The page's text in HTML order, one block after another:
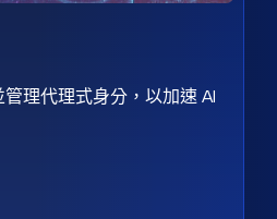
理代理式身分，以加速 AI